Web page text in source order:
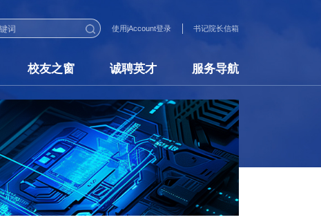
使用jAccount登录 书记院长信箱
校友之窗 诚聘英才 服务导航